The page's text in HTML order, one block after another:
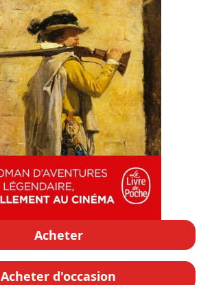
Acheter
Acheter d'occasion